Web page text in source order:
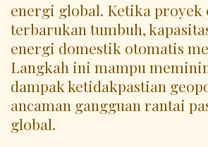
energi global. Ketika proyek
terbarukan tumbuh,
energi domestik otomatis
Langkah ini mampu
dampak ketidakpastian
ancaman gangguan rantai
global.